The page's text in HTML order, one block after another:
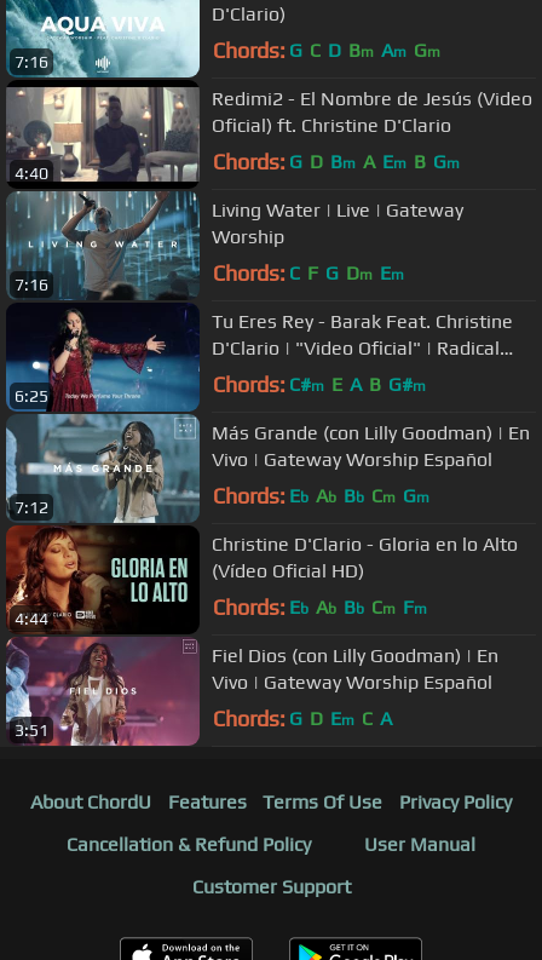
7:16
D'Clario)
Chords: G C D Bm Am Gm
4:40
Redimi2 - El Nombre de Jesús (Video
Oficial) ft. Christine D'Clario
Chords: G D Bm A Em B Gm
7:16
Living Water | Live | Gateway
Worship
Chords: C F G Dm Em
6:25
Tu Eres Rey - Barak Feat. Christine
D'Clario | "Video Oficial" | Radical
Live
Chords: C#m E A B G#m
7:12
Más Grande (con Lilly Goodman) | En
Vivo | Gateway Worship Español
Chords: Eb Ab Bb Cm Gm
4:44
Christine D'Clario - Gloria en lo Alto
(Vídeo Oficial HD)
Chords: Eb Ab Bb Cm Fm
3:51
Fiel Dios (con Lilly Goodman) | En
Vivo | Gateway Worship Español
Chords: G D Em C A
About ChordU Features Terms Of Use
Privacy Policy
Cancellation & Refund Policy
User Manual
Customer Support